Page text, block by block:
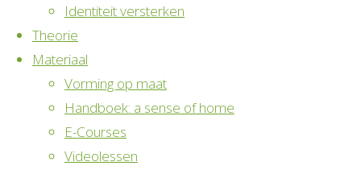
inhoud
Identiteit versterken
Theorie
Materiaal
Vorming op maat
Handboek: a sense of home
E-Courses
Videolessen
Alzheimerkoor
‘Eigen Wijs’